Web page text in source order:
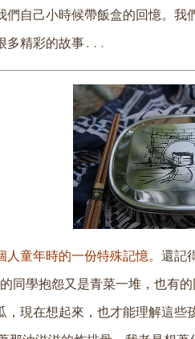
自己小時候帶飯盒的回憶。
多精彩的故事 . . .
童年時的一份特殊記憶。 還記
同學抱怨又是青菜一堆，也有
現在想起來，也才能理解這